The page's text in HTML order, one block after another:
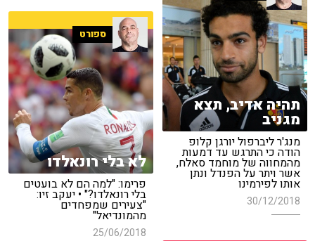
תהיה אדיב, תצא
מגניב
מנג'ר ליברפול יורגן קלופ
הודה כי התרגש עד דמעות
מהמחווה של מוחמד סאלח,
אשר ויתר על הפנדל ונתן
אותו לפירמינו
30/12/2018
ספורט
לא בלי רונאלדו
פרימו: "למה הם לא בועטים
בלי רונאלדו?" • יעקב זיו:
"צעירים שמפחדים
מהמונדיאל"
25/06/2018